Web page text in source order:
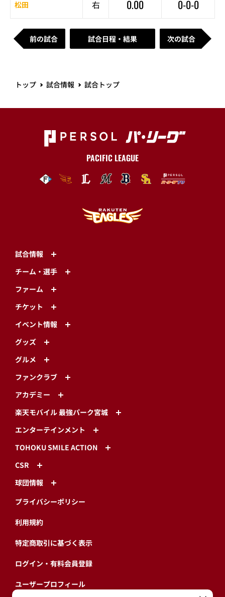
松田 右 0.00 0-0-0
前の試合 試合日程・結果 次の試合
トップ 試合情報 試合トップ
PACIFIC LEAGUE
試合情報
チーム・選手
ファーム
チケット
イベント情報
グッズ
グルメ
ファンクラブ
アカデミー
楽天モバイル 最強パーク宮城
エンターテインメント
TOHOKU SMILE ACTION
CSR
球団情報
プライバシーポリシー
利用規約
特定商取引に基づく表示
ログイン・有料会員登録
ユーザープロフィール